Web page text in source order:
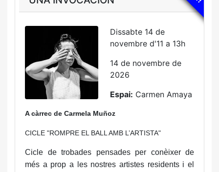
Dissabte 14 de
novembre d'11 a 13h
14 de novembre de
2026
Espai: Carmen Amaya
A càrrec de Carmela Muñoz
CICLE "ROMPRE EL BALL AMB L’ARTISTA"
Cicle de trobades pensades per conèixer de
més a prop a les nostres artistes residents i el